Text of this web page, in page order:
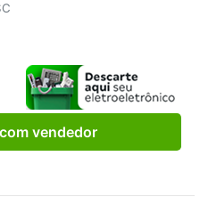
vendedor